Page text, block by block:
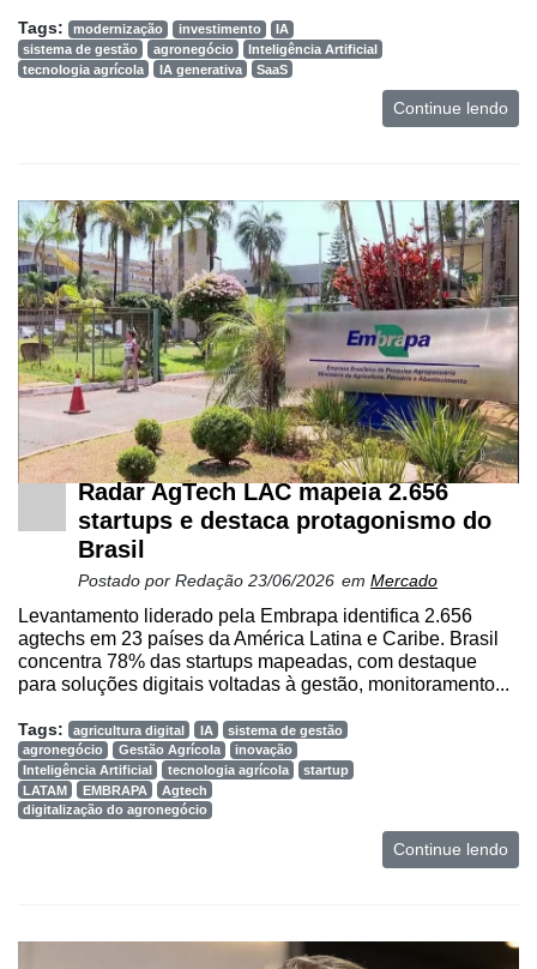
Tags: modernização investimento
IA
sistema de gestão
agronegócio
Inteligência Artificial
tecnologia agrícola
IA generativa SaaS
Continue lendo
Radar AgTech LAC mapeia 2.656
startups e destaca protagonismo do
Brasil
Postado por Redação 23/06/2026 em Mercado
Levantamento liderado pela Embrapa identifica 2.656
agtechs em 23 países da América Latina e Caribe. Brasil
concentra 78% das startups mapeadas, com destaque
para soluções digitais voltadas à gestão, monitoramento...
Tags: agricultura digital IA
sistema de gestão
agronegócio
Gestão Agrícola
inovação
Inteligência Artificial
tecnologia agrícola
startup
LATAM
EMBRAPA
Agtech
digitalização do agronegócio
Continue lendo